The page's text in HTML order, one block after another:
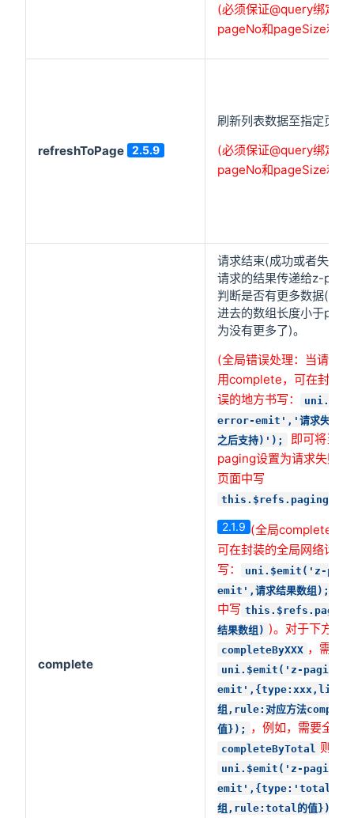
(必须保证@query绑定的
pageNo和pageSize和传
refreshToPage 2.5.9
刷新列表数据至指定页。
(必须保证@query绑定的
pageNo和pageSize和传
complete
请求结束(成功或者失败)
请求的结果传递给z-
判断是否有更多数据(当
进去的数组长度小于
为没有更多了)。
(全局错误处理：当请求
用complete，可在封装
误的地方书写：
error-emit','请求失败原
之后支持)');
即可将当
paging设置为请求失败
页面中写
2.1.9 (全局complete：
可在封装的全局网络请求
写：
uni.$emit('z-
emit',请求结果数组);
中写
结果数组) )。对于下方的
completeByXXX ，需使用
uni.$emit('z-paging-
emit',{type:xxx,list:请
组,rule:对应方法
值});
，例如，需要全局
completeByTotal 则写
uni.$emit('z-paging-
组,rule:total的值})